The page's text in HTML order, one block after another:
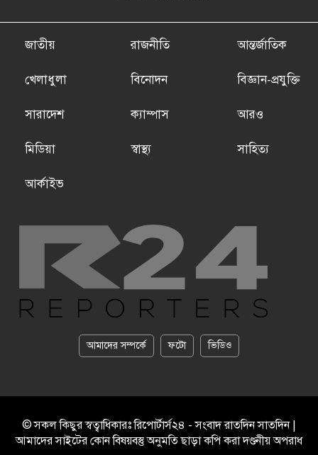
জাতীয় রাজনীতি আন্তর্জাতিক
খেলাধুলা বিনোদন বিজ্ঞান-প্রযুক্তি
সারাদেশ ক্যাম্পাস আরও
মিডিয়া স্বাস্থ্য সাহিত্য
আর্কাইভ
আমাদের সম্পর্কে ফটো ভিডিও
© সকল কিছুর স্বত্বাধিকারঃ রিপোর্টার্স২৪ - সংবাদ রাতদিন সাতদিন |
আমাদের সাইটের কোন বিষয়বস্তু অনুমতি ছাড়া কপি করা দণ্ডনীয় অপরাধ